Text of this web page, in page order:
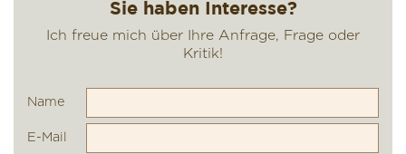
Name
E-Mail